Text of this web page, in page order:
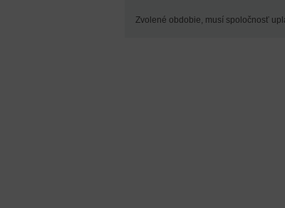
Zvolené obdobie, musí spoločnosť